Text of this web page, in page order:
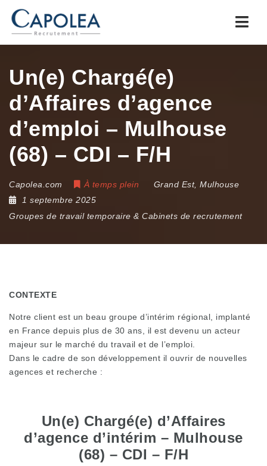
Un(e) Chargé(e)
d’Affaires d’agence
d’emploi – Mulhouse
(68) – CDI – F/H
Capolea.com À temps plein Grand Est, Mulhouse
1 septembre 2025
Groupes de travail temporaire & Cabinets de recrutement
CONTEXTE
Notre client est un beau groupe d’intérim régional, implanté
en France depuis plus de 30 ans, il est devenu un acteur
majeur sur le marché du travail et de l’emploi.
Dans le cadre de son développement il ouvrir de nouvelles
agences et recherche :
Un(e) Chargé(e) d’Affaires
d’agence d’intérim – Mulhouse
(68) – CDI – F/H